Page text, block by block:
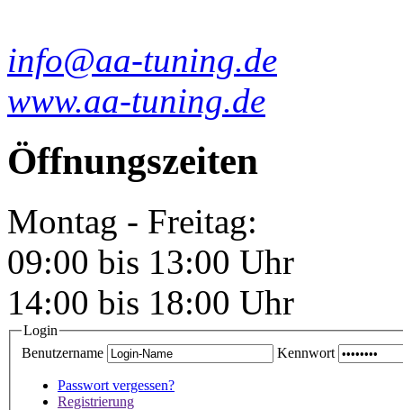
info@aa-tuning.de
www.aa-tuning.de
Öffnungszeiten
Montag - Freitag:
09:00 bis 13:00 Uhr
14:00 bis 18:00 Uhr
Login
Benutzername
Kennwort
Passwort vergessen?
Registrierung